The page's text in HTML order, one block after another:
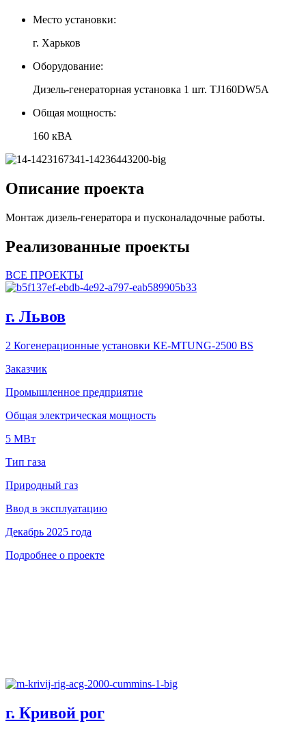
Место установки:
г. Харьков
Оборудование:
Дизель-генераторная установка 1 шт. TJ160DW5A
Общая мощность:
160 кВА
Описание проекта
Монтаж дизель-генератора и пусконаладочные работы.
Реализованные проекты
ВСЕ ПРОЕКТЫ
г. Львов
2 Когенерационные установки КЕ-MTUNG-2500 BS
Заказчик
Промышленное предприятие
Общая электрическая мощность
5 МВт
Тип газа
Природный газ
Ввод в эксплуатацию
Декабрь 2025 года
Подробнее о проекте
г. Кривой рог